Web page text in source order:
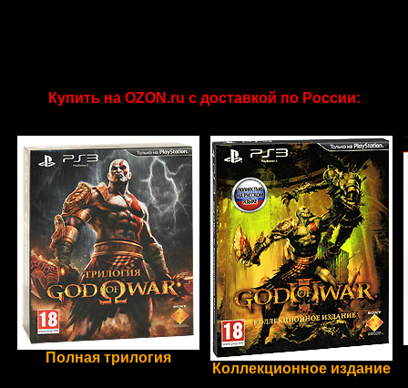
Купить на OZON.ru с доставкой по России:
Полная трилогия
Коллекционное издание